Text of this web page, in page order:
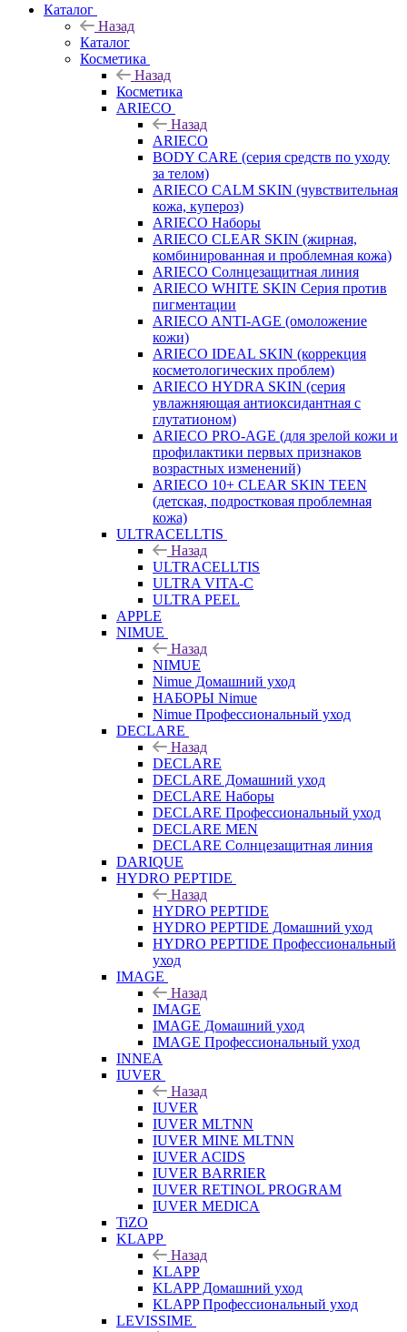
Каталог
Назад
Каталог
Косметика
Назад
Косметика
ARIECO
Назад
ARIECO
BODY CARE (серия средств по уходу
за телом)
ARIECO CALM SKIN (чувствительная
кожа, купероз)
ARIECO Наборы
ARIECO CLEAR SKIN (жирная,
комбинированная и проблемная кожа)
ARIECO Солнцезащитная линия
ARIECO WHITE SKIN Серия против
пигментации
ARIECO ANTI-AGE (омоложение
кожи)
ARIECO IDEAL SKIN (коррекция
косметологических проблем)
ARIECO HYDRA SKIN (серия
увлажняющая антиоксидантная с
глутатионом)
ARIECO PRO-AGE (для зрелой кожи и
профилактики первых признаков
возрастных изменений)
ARIECO 10+ CLEAR SKIN TEEN
(детская, подростковая проблемная
кожа)
ULTRACELLTIS
Назад
ULTRACELLTIS
ULTRA VITA-C
ULTRA PEEL
APPLE
NIMUE
Назад
NIMUE
Nimue Домашний уход
НАБОРЫ Nimue
Nimue Профессиональный уход
DECLARE
Назад
DECLARE
DECLARE Домашний уход
DECLARE Наборы
DECLARE Профессиональный уход
DECLARE MEN
DECLARE Солнцезащитная линия
DARIQUE
HYDRO PEPTIDE
Назад
HYDRO PEPTIDE
HYDRO PEPTIDE Домашний уход
HYDRO PEPTIDE Профессиональный
уход
IMAGE
Назад
IMAGE
IMAGE Домашний уход
IMAGE Профессиональный уход
INNEA
IUVER
Назад
IUVER
IUVER MLTNN
IUVER MINE MLTNN
IUVER ACIDS
IUVER BARRIER
IUVER RETINOL PROGRAM
IUVER MEDICA
TiZO
KLAPP
Назад
KLAPP
KLAPP Домашний уход
KLAPP Профессиональный уход
LEVISSIME